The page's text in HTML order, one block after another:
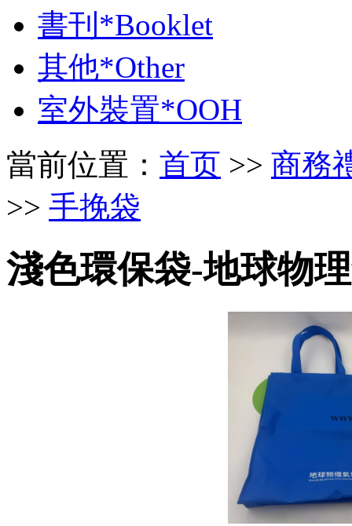
書刊*Booklet
其他*Other
室外裝置*OOH
當前位置： 首页 >> 商務
>> 手挽袋
淺色環保袋-地球物